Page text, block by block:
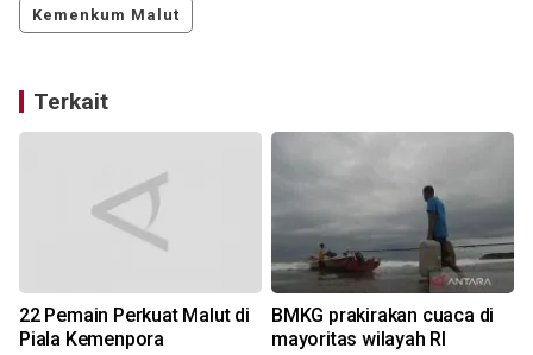
Kemenkum Malut
Terkait
22 Pemain Perkuat Malut di
Piala Kemenpora
BMKG prakirakan cuaca di
mayoritas wilayah RI